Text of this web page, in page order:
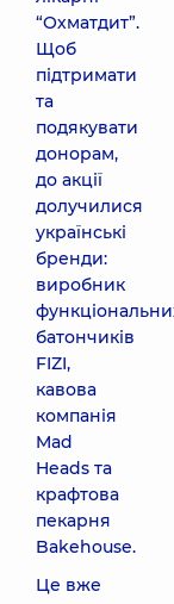
“Охматдит”.
Щоб
підтримати
та
подякувати
донорам,
до акції
долучилися
українські
бренди:
виробник
батончиків
FIZI,
кавова
компанія
Mad
Heads та
крафтова
пекарня
Bakehouse.
Це вже